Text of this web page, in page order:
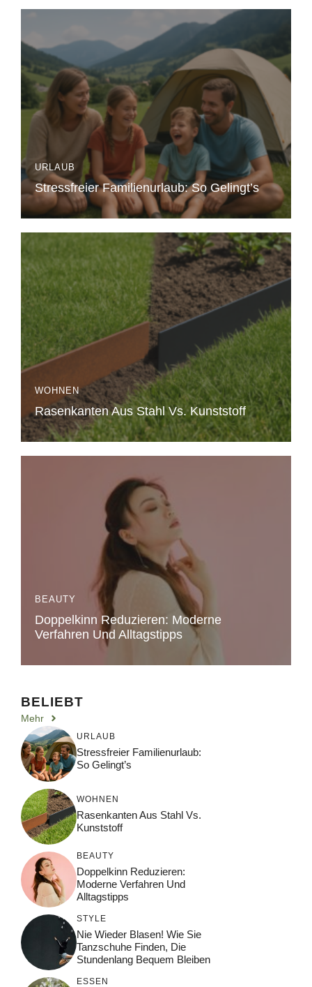
URLAUB
Stressfreier Familienurlaub: So Gelingt’s
WOHNEN
Rasenkanten Aus Stahl Vs. Kunststoff
BEAUTY
Doppelkinn Reduzieren: Moderne
Verfahren Und Alltagstipps
BELIEBT
Mehr
URLAUB
Stressfreier Familienurlaub:
So Gelingt’s
WOHNEN
Rasenkanten Aus Stahl Vs.
Kunststoff
BEAUTY
Doppelkinn Reduzieren:
Moderne Verfahren Und
Alltagstipps
STYLE
Nie Wieder Blasen! Wie Sie
Tanzschuhe Finden, Die
Stundenlang Bequem Bleiben
ESSEN